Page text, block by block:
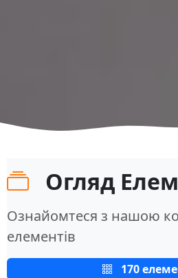
Огляд
Ознайомтеся з нашою
елементів
170